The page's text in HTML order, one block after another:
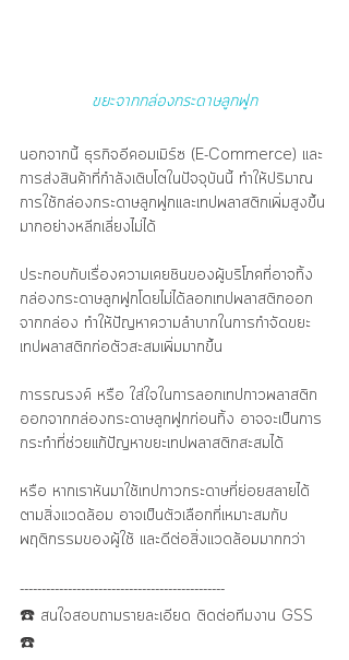
ขยะจากกล่องกระดาษลูกฟูก
นอกจากนี้ ธุรกิจอีคอมเมิร์ซ (E-Commerce) และ
การส่งสินค้าที่กำลังเติบโตในปัจจุบันนี้ ทำให้ปริมาณ
การใช้กล่องกระดาษลูกฟูกและเทปพลาสติกเพิ่มสูงขึ้น
มากอย่างหลีกเลี่ยงไม่ได้
ประกอบกับเรื่องความเคยชินของผู้บริโภคที่อาจทิ้ง
กล่องกระดาษลูกฟูกโดยไม่ได้ลอกเทปพลาสติกออก
จากกล่อง ทำให้ปัญหาความลำบากในการกำจัดขยะ
เทปพลาสติกก่อตัวสะสมเพิ่มมากขึ้น
การรณรงค์ หรือ ใส่ใจในการลอกเทปกาวพลาสติก
ออกจากกล่องกระดาษลูกฟูกก่อนทิ้ง อาจจะเป็นการ
กระทำที่ช่วยแก้ปัญหาขยะเทปพลาสติกสะสมได้
หรือ หากเราหันมาใช้เทปกาวกระดาษที่ย่อยสลายได้
ตามสิ่งแวดล้อม อาจเป็นตัวเลือกที่เหมาะสมกับ
พฤติกรรมของผู้ใช้ และดีต่อสิ่งแวดล้อมมากกว่า
-----------------------------------------------
☎️ สนใจสอบถามรายละเอียด ติดต่อทีมงาน GSS
☎️